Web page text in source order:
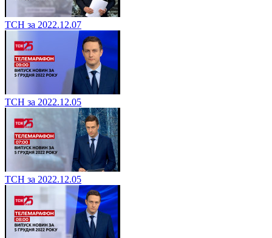
ТСН за 2022.12.07
ТСН за 2022.12.05
ТСН за 2022.12.05